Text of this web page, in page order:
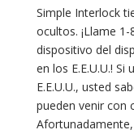
Simple Interlock
ocultos. ¡Llame
dispositivo del
en los E.E.U.U.!
E.E.U.U., usted
pueden venir con